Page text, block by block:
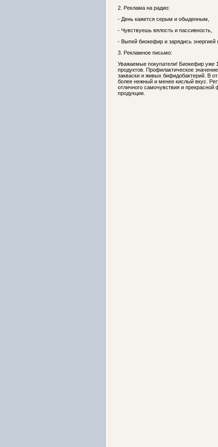
2. Реклама на радио:
- День кажется серым и обыденным,
- Чувствуешь вялость и пассивность,
- Выпей биокефир и зарядись энергией
3. Рекламное письмо:
Уважаемые покупатели! Биокефир уже
продуктов. Профилактическое
закваски и живых бифидобактерий. В
более нежный и менее кислый вкус.
отличного самочувствия и
продукции.